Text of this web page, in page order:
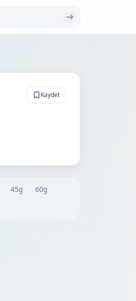
Kaydet
45g
60g